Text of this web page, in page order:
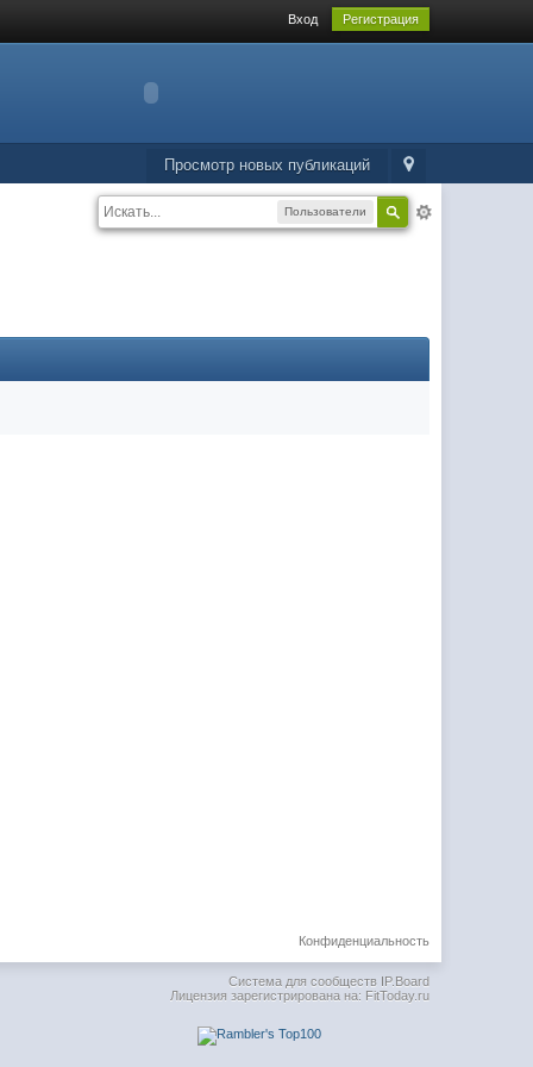
Вход Регистрация
Просмотр новых публикаций
Пользователи
Конфиденциальность
Система для сообществ IP.Board
Лицензия зарегистрирована на: FitToday.ru